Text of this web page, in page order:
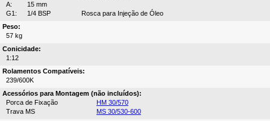
A:
15 mm
G1:
1/4 BSP
Rosca para Injeção de Óleo
Peso:
57 kg
Conicidade:
1:12
Rolamentos Compatíveis:
239/600K
Acessórios para Montagem (não incluídos):
Porca de Fixação
HM 30/570
Trava MS
MS 30/530-600